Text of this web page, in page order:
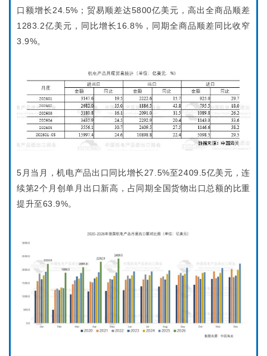
口额增长24.5%；贸易顺差达5800亿美元，高出全商品顺差
1283.2亿美元，同比增长16.8%，同期全商品顺差同比收窄
3.9%。
5月当月，机电产品出口同比增长27.5%至2409.5亿美元，连
续第2个月创单月出口新高，占同期全国货物出口总额的比重
提升至63.9%。